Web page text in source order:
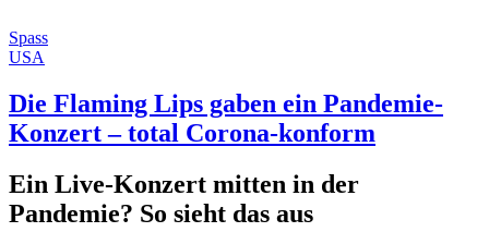
Spass
USA
Die Flaming Lips gaben ein Pandemie-
Konzert – total Corona-konform
Ein Live-Konzert mitten in der
Pandemie? So sieht das aus